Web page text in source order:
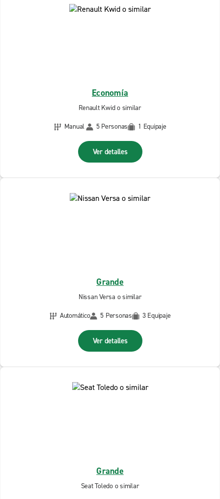
Economía
Renault Kwid o similar
Manual
5 Personas 1 Equipaje
Ver detalles
Grande
Nissan Versa o similar
Automático
5 Personas 3 Equipaje
Ver detalles
Grande
Seat Toledo o similar